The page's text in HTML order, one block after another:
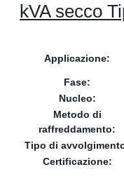
kVA secco
Applicazione:
Fase:
Nucleo:
Metodo di
raffreddamento:
Tipo di
Certificazione: